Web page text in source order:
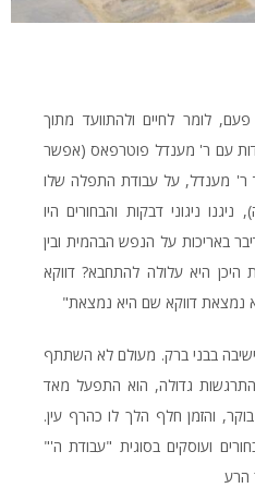
לומר לחיים ולהתוועד מתוך
עם ר' מענדל פוטרפאס (אפשר
ר' מענדל, על עבודת התפלה שלו
ניגוני דבקות והבחורים היו
באריכות על הנפש הבהמית ובין
היא עלולה להתחבא? דווקא
דווקא שם היא נמצאת"
בבני ברק. מעולם לא השתתף
גדולה, הוא התפעל מאד
שהשעה 3 לפנות בוקר, והזמן חלף הלך לו כהרף עין.
ועוסקים בסוגית "עבודת ה'"
הרע